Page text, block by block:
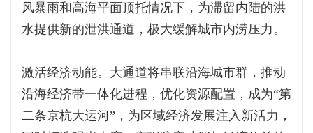
风暴雨和高海平面顶托情况下，为滞留内陆的洪
水提供新的泄洪通道，极大缓解城市内涝压力。
激活经济动能。大通道将串联沿海城市群，推动
沿海经济带一体化进程，优化资源配置，成为“第
二条京杭大运河”，为区域经济发展注入新活力，